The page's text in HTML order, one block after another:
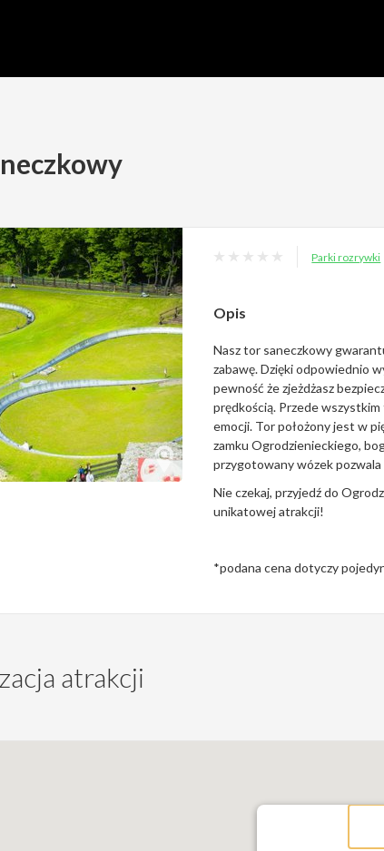
Parki rozrywki
Opis
Nasz tor saneczkowy
zabawę. Dzięki odpowiednio
pewność że zjeżdżasz
prędkością. Przede
emocji. Tor położony jest w
zamku Ogrodzienieckiego,
przygotowany wózek
Nie czekaj, przyjedź do
unikatowej atrakcji!
*podana cena dotyczy
atrakcji